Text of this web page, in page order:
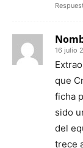
16 julio
que
ficha
sido
del
trece